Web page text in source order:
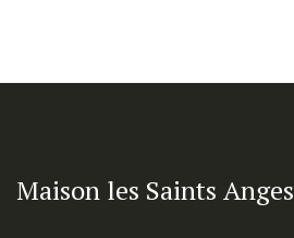
Maison les Saints Anges